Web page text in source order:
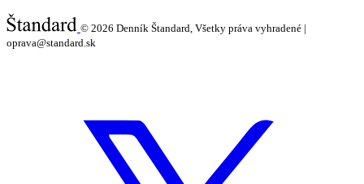
© 2026 Denník Štandard, Všetky práva vyhradené |
oprava@standard.sk